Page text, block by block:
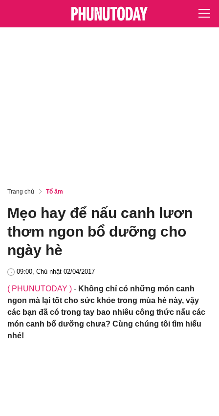
Trang chủ Tổ ấm
Mẹo hay để nấu canh lươn
thơm ngon bổ dưỡng cho
ngày hè
09:00, Chủ nhật 02/04/2017
( PHUNUTODAY ) - Không chỉ có những món canh
ngon mà lại tốt cho sức khỏe trong mùa hè này, vậy
các bạn đã có trong tay bao nhiêu công thức nấu các
món canh bổ dưỡng chưa? Cùng chúng tôi tìm hiểu
nhé!